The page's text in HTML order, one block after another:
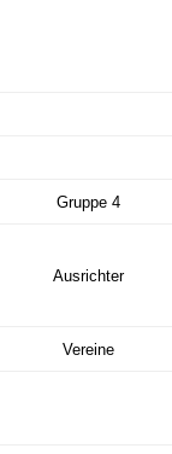
Gruppe 4
Ausrichter
Vereine